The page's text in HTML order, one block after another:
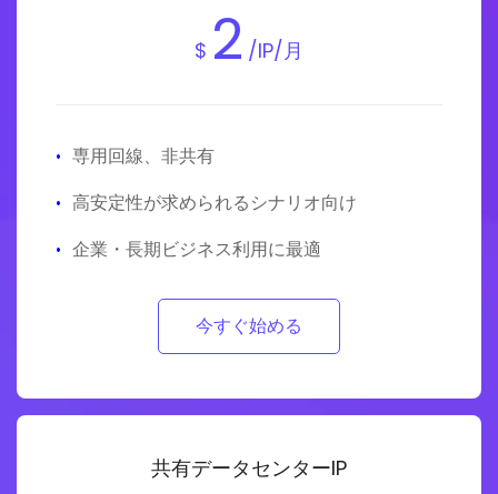
$ 2 /IP/月
· 専用回線、非共有
· 高安定性が求められるシナリオ向け
· 企業・長期ビジネス利用に最適
今すぐ始める
共有データセンターIP